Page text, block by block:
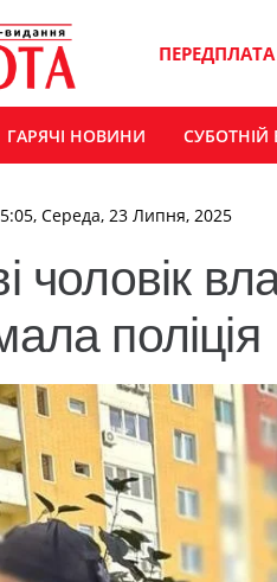
ПЕРЕДПЛАТА
ГАРЯЧІ НОВИНИ
Середа, 23 Липня, 2025
чоловік
поліція